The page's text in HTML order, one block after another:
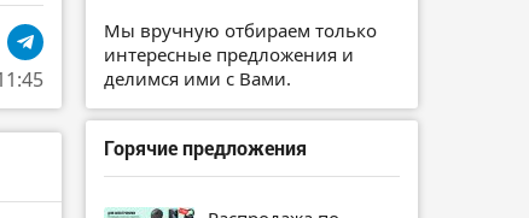
Мы вручную отбираем только
интересные предложения и
делимся ими с Вами.
Горячие предложения